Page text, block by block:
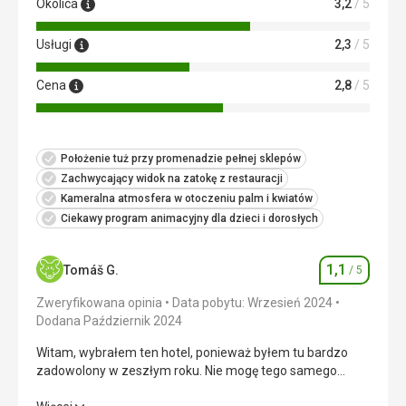
sprzątaniu pokoi... sprzątaczka rozlała coś na podłodze i
wszystko pobrudziła... ???? To naprawdę tylko dla
wytrwałych.
Usługi
Naprawdę wielka tragedia. Nie spodziewajcie się tu
drinków ani żadnej obsługi...
pomocą Google Translate
Okolica 3,2/ 5
Usługi 2,3 / 5
Cena 2,8/ 5
Położenie tuż przy promenadzie pełnej sklepów
Zachwycający widok na zatokę z restauracji
Kameralna atmosfera w otoczeniu palm i kwiatów
Ciekawy program animacyjny dla dzieci i dorosłych
Tomáš G. Ocena
1,1 / 5
Zweryfikowana opinia
Data pobytu: Wrzesień 2024
Dodana Październik 2024
Witam, wybrałem ten hotel, ponieważ byłem tu bardzo
zadowolony w zeszłym roku. Nie mogę tego samego